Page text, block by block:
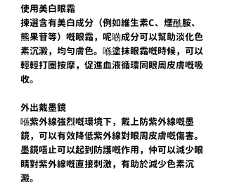
使用美白眼霜
揀選含有美白成分（例如維生素C、煙酰胺、
熊果苷等）嘅眼霜，呢啲成分可以幫助淡化色
素沉澱，均勻膚色。喺塗抹眼霜嘅時候，可以
輕輕打圈按摩，促進血液循環同眼周皮膚嘅吸
收。
外出戴墨鏡
喺紫外線強烈嘅環境下，戴上防紫外線嘅墨
鏡，可以有效降低紫外線對眼周皮膚嘅傷害。
墨鏡唔止可以起到防護嘅作用，仲可以減少眼
睛對紫外線嘅直接刺激，有助於減少色素沉
澱。